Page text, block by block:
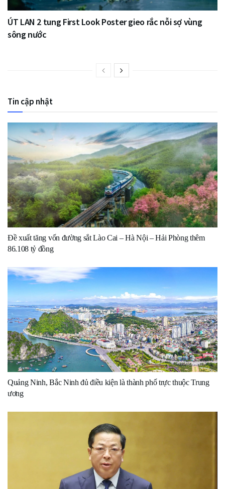
ÚT LAN 2 tung First Look Poster gieo rắc nỗi sợ vùng
sông nước
Tin cập nhật
Đề xuất tăng vốn đường sắt Lào Cai – Hà Nội – Hải Phòng thêm
86.108 tỷ đồng
Quảng Ninh, Bắc Ninh đủ điều kiện là thành phố trực thuộc Trung
ương